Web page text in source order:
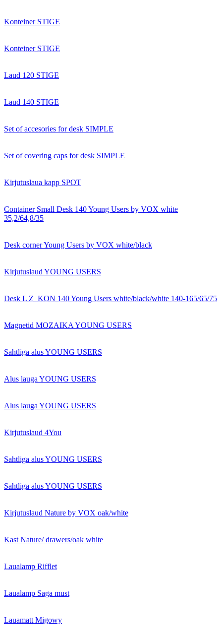
Konteiner STIGE
Konteiner STIGE
Laud 120 STIGE
Laud 140 STIGE
Set of accesories for desk SIMPLE
Set of covering caps for desk SIMPLE
Kirjutuslaua kapp SPOT
Container Small Desk 140 Young Users by VOX white
35,2/64,8/35
Desk corner Young Users by VOX white/black
Kirjutuslaud YOUNG USERS
Desk L Z_KON 140 Young Users white/black/white 140-165/65/75
Magnetid MOZAIKA YOUNG USERS
Sahtliga alus YOUNG USERS
Alus lauga YOUNG USERS
Alus lauga YOUNG USERS
Kirjutuslaud 4You
Sahtliga alus YOUNG USERS
Sahtliga alus YOUNG USERS
Kirjutuslaud Nature by VOX oak/white
Kast Nature/ drawers/oak white
Laualamp Rifflet
Laualamp Saga must
Lauamatt Migowy